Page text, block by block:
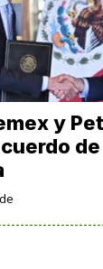
y